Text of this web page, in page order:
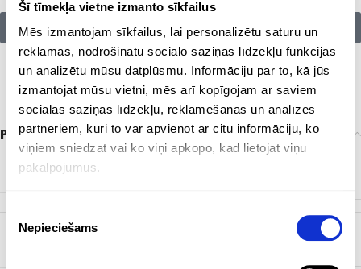
Šī tīmekļa vietne izmanto sīkfailus
Mēs izmantojam sīkfailus, lai personalizētu saturu un
reklāmas, nodrošinātu sociālo saziņas līdzekļu funkcijas
un analizētu mūsu datplūsmu. Informāciju par to, kā jūs
izmantojat mūsu vietni, mēs arī kopīgojam ar saviem
sociālās saziņas līdzekļu, reklamēšanas un analīzes
partneriem, kuri to var apvienot ar citu informāciju, ko
viņiem sniedzat vai ko viņi apkopo, kad lietojat viņu
pakalpojumus.
izvēle
Nepieciešams
Citu zīmolu preces:
Papildu informācija
KRĀSA Balts
Bez zīmola